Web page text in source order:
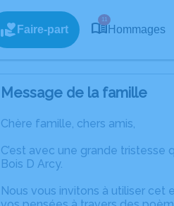
Faire-part
11
Hommages
Message de la famille
Chère famille, chers amis,
C’est avec une grande
Bois D Arcy.
Nous vous invitons à utiliser cet